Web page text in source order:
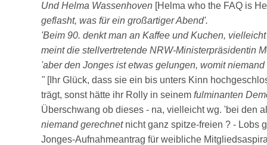
Und Helma Wassenhoven [Helma who the FAQ is
geflasht, was für ein großartiger Abend'.
'Beim 90. denkt man an Kaffee und Kuchen,
meint die stellvertretende NRW-Ministerpräsidentin
'aber den Jonges ist etwas gelungen, womit
" [Ihr Glück, dass sie ein bis unters Kinn
trägt, sonst hätte ihr Rolly in seinem fulminanten
Überschwang ob dieses - na, vielleicht wg. 'bei den
niemand gerechnetnicht ganz spitze-freien ? - Lobs
Jonges-Aufnahmeantrag für weibliche